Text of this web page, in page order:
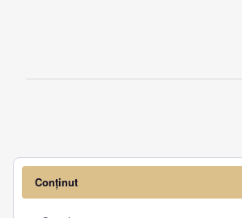
Conținut